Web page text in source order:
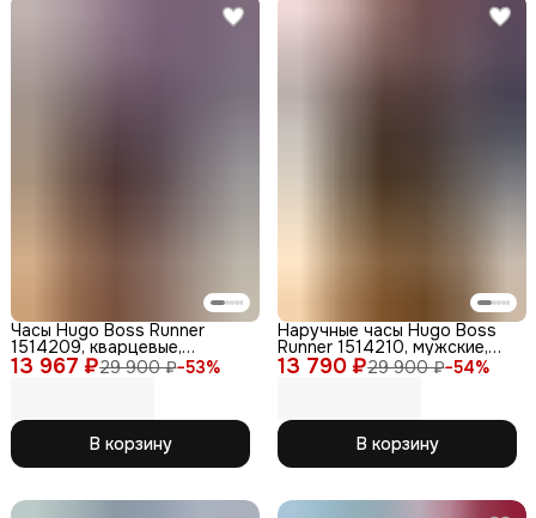
13 967 ₽29 900 ₽−53%
Часы Hugo Boss Runner
1514209, кварцевые,
водонепроницаемость,
В корзину
13 790 ₽29 900 ₽−54%
Наручные часы Hugo Boss
Runner 1514210, мужские,
кварцевые
В корзину